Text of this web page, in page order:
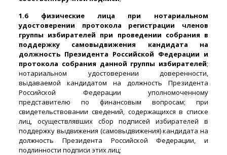
1.6 физические лица при нотариальном
удостоверении протокола регистрации членов
группы избирателей при проведении собрания в
поддержку самовыдвижения кандидата на
должность Президента Российской Федерации и
протокола собрания данной группы избирателей;
нотариальном удостоверении доверенности,
выдаваемой кандидатом на должность Президента
Российской Федерации уполномоченному
представителю по финансовым вопросам; при
свидетельствовании сведений, содержащихся в списке
лиц, осуществлявших сбор подписей избирателей в
поддержку выдвижения (самовыдвижения) кандидата на
должность Президента Российской Федерации, и
подлинности подписи этих лиц;